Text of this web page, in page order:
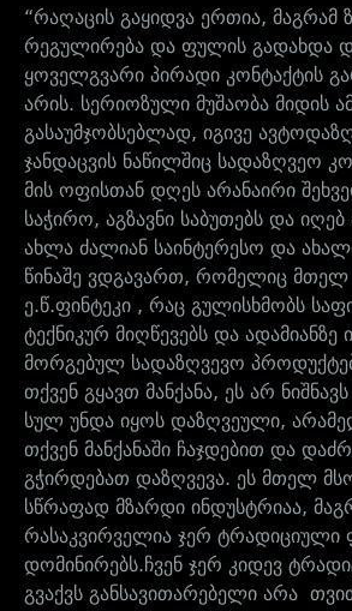
“რაღაცის გაყიდვა ერთია, მაგრამ
რეგულირება და ფულის გადახდა
ყოველგვარი პირადი კონტაქტის
არის. სერიოზული მუშაობა მიდის
გასაუმჯობსებლად, იგივე
ჯანდაცვის ნაწილშიც სადაზღვეო
მის ოფისთან დღეს არანაირი
საჭირო, აგზავნი საბუთებს და იღებ
ახლა ძალიან საინტერესო და
წინაშე ვდგავართ, რომელიც
ე.წ.ფინტეკი , რაც გულისხმობს
ტექნიკურ მიღწევებს და
მორგებულ სადაზღვევო
თქვენ გყავთ მანქანა, ეს არ
სულ უნდა იყოს დაზღვეული,
თქვენ მანქანაში ჩაჯდებით და
გჭირდებათ დაზღვევა. ეს მთელ
სწრაფად მზარდი ინდუსტრიაა,
რასაკვირველია ჯერ ტრადიციული
დომინირებს.ჩვენ ჯერ კიდევ
გვაქვს განსავითარებელი არა